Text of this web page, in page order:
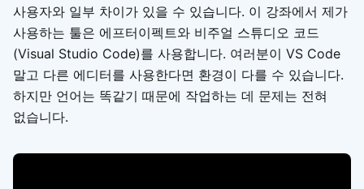
사용자와 일부 차이가 있을 수 있습니다. 이 강좌에서 제가
사용하는 툴은 에프터이펙트와 비주얼 스튜디오 코드
(Visual Studio Code)를 사용합니다. 여러분이 VS Code
말고 다른 에디터를 사용한다면 환경이 다를 수 있습니다.
하지만 언어는 똑같기 때문에 작업하는 데 문제는 전혀
없습니다.